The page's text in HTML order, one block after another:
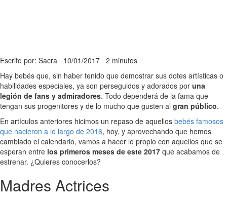
Escrito por: Sacra 10/01/2017 2 minutos
Hay bebés que, sin haber tenido que demostrar sus dotes artísticas o
habilidades especiales, ya son perseguidos y adorados por una
legión de fans y admiradores. Todo dependerá de la fama que
tengan sus progenitores y de lo mucho que gusten al gran público.
En artículos anteriores hicimos un repaso de aquellos bebés famosos
que nacieron a lo largo de 2016, hoy, y aprovechando que hemos
cambiado el calendario, vamos a hacer lo propio con aquellos que se
esperan entre los primeros meses de este 2017 que acabamos de
estrenar. ¿Quieres conocerlos?
Madres Actrices